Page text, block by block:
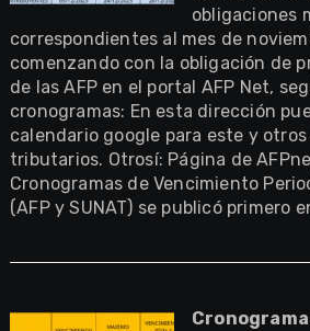
obligaciones
correspondientes al mes de
comenzando con la obligación de
de las AFP en el portal AFP Net,
cronogramas: En esta dirección
calendario google para este y
tributarios. Otrosí: Página de
Cronogramas de Vencimiento
(AFP y SUNAT) se publicó primero